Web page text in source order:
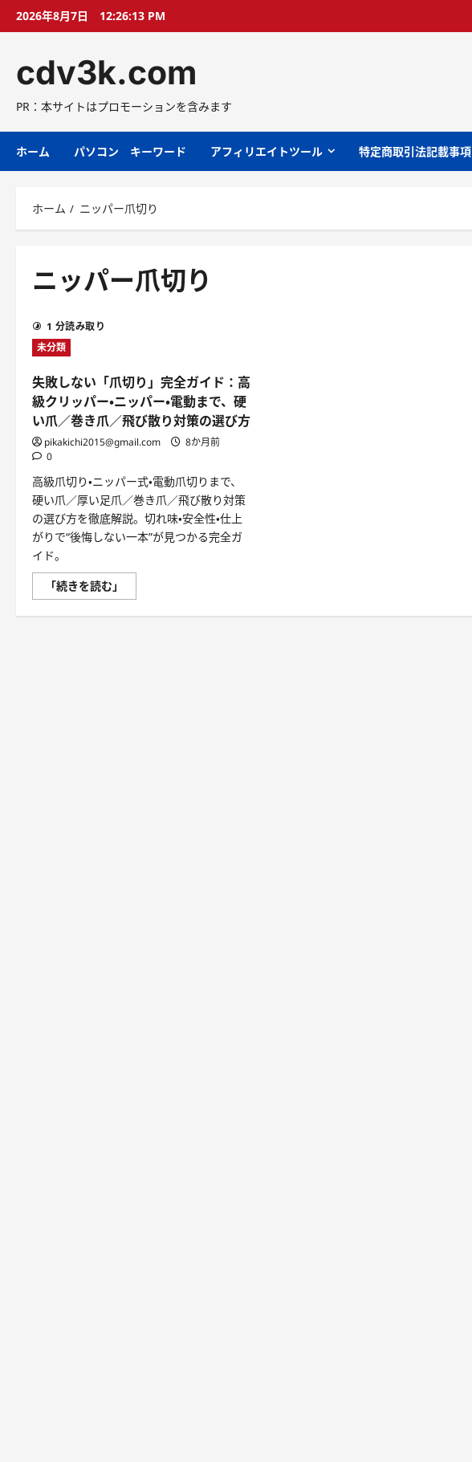
プ
2026年8月7日 12:26:14 PM
cdv3k.com
PR：本サイトはプロモーションを含みます
ホーム パソコン キーワード アフィリエイトツール 特定商取引法記載事項
ホーム ニッパー爪切り
ニッパー爪切り
1 分読み取り
未分類
失敗しない「爪切り」完全ガイド：高
級クリッパー・ニッパー・電動まで、硬
い爪／巻き爪／飛び散り対策の選び方
pikakichi2015@gmail.com
8か月前
0
高級爪切り・ニッパー式・電動爪切りまで、
硬い爪／厚い足爪／巻き爪／飛び散り対策
の選び方を徹底解説。切れ味・安全性・仕上
がりで“後悔しない一本”が見つかる完全ガ
イド。
「続きを読む」
敗
な